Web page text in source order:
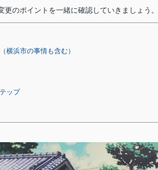
のポイントを一緒に確認していきましょう。
横浜市の事情も含む）
ップ